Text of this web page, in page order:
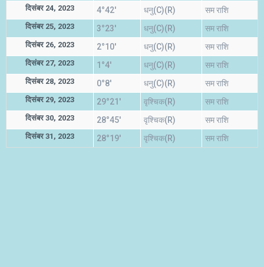
दिसंबर 24, 2023 4°42' धनु(C)(R) सम राशि
दिसंबर 25, 2023 3°23' धनु(C)(R) सम राशि
दिसंबर 26, 2023 2°10' धनु(C)(R) सम राशि
दिसंबर 27, 2023 1°4' धनु(C)(R) सम राशि
दिसंबर 28, 2023 0°8' धनु(C)(R) सम राशि
दिसंबर 29, 2023 29°21' वृश्चिक(R) सम राशि
दिसंबर 30, 2023 28°45' वृश्चिक(R) सम राशि
दिसंबर 31, 2023 28°19' वृश्चिक(R) सम राशि